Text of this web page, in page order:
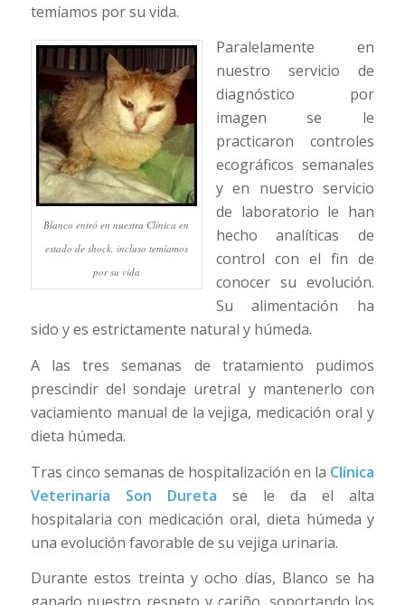
temíamos por su vida.
Blanco entró en nuestra Clínica en
estado de shock, incluso temíamos
por su vida
Paralelamente en
nuestro servicio de
diagnóstico por
imagen se le
practicaron controles
ecográficos semanales
y en nuestro servicio
de laboratorio le han
hecho analíticas de
control con el fin de
conocer su evolución.
Su alimentación ha
sido y es estrictamente natural y húmeda.
A las tres semanas de tratamiento pudimos
prescindir del sondaje uretral y mantenerlo con
vaciamiento manual de la vejiga, medicación oral y
dieta húmeda.
Tras cinco semanas de hospitalización en la Clínica
Veterinaria Son Dureta se le da el alta
hospitalaria con medicación oral, dieta húmeda y
una evolución favorable de su vejiga urinaria.
Durante estos treinta y ocho días, Blanco se ha